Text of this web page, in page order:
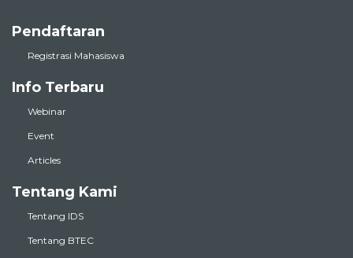
Pendaftaran
Registrasi Mahasiswa
Info Terbaru
Webinar
Event
Articles
Tentang Kami
Tentang IDS
Tentang BTEC